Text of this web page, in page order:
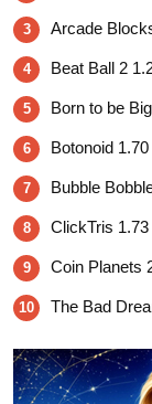
3 Arcade
4 Beat Ball 2
5 Born to be
6 Botonoid 1.70
7 Bubble
8 ClickTris 1.73
9 Coin Planets
10 The Bad